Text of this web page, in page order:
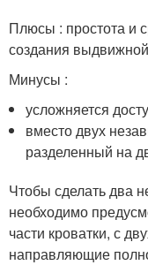
Плюсы : простота и
создания
Минусы :
усложняется
вместо двух
разделенный на
Чтобы сделать два
необходимо
части кроватки, с
направляющие